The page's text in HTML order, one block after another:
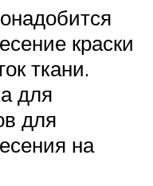
краски
ткани.
для
для
на